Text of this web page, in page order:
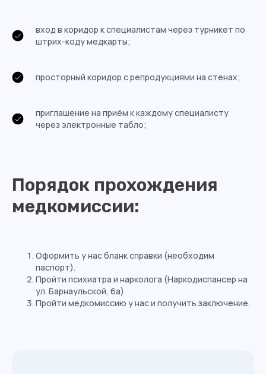
вход в коридор к специалистам через турникет по
штрих-коду медкарты;
просторный коридор с репродукциями на стенах;
приглашение на приём к каждому специалисту
через электронные табло;
Порядок прохождения
медкомиссии:
Оформить у нас бланк справки (необходим
паспорт).
Пройти психиатра и нарколога (Наркодиспансер на
ул. Барнаульской, 6а).
Пройти медкомиссию у нас и получить заключение.